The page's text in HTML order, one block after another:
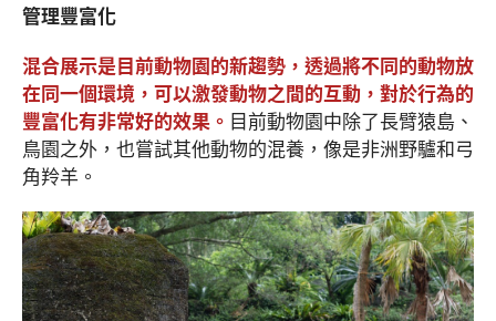
管理豐富化
混合展示是目前動物園的新趨勢，透過將不同的動物放
在同一個環境，可以激發動物之間的互動，對於行為的
豐富化有非常好的效果。 目前動物園中除了長臂猿島、
鳥園之外，也嘗試其他動物的混養，像是非洲野驢和弓
角羚羊。